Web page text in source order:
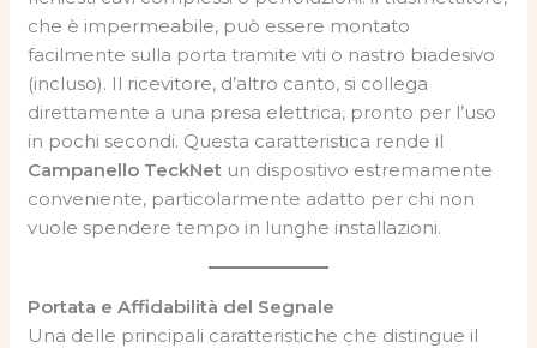
che è impermeabile, può essere montato
facilmente sulla porta tramite viti o nastro biadesivo
(incluso). Il ricevitore, d’altro canto, si collega
direttamente a una presa elettrica, pronto per l’uso
in pochi secondi. Questa caratteristica rende il
Campanello TeckNet un dispositivo estremamente
conveniente, particolarmente adatto per chi non
vuole spendere tempo in lunghe installazioni.
Portata e Affidabilità del Segnale
Una delle principali caratteristiche che distingue il